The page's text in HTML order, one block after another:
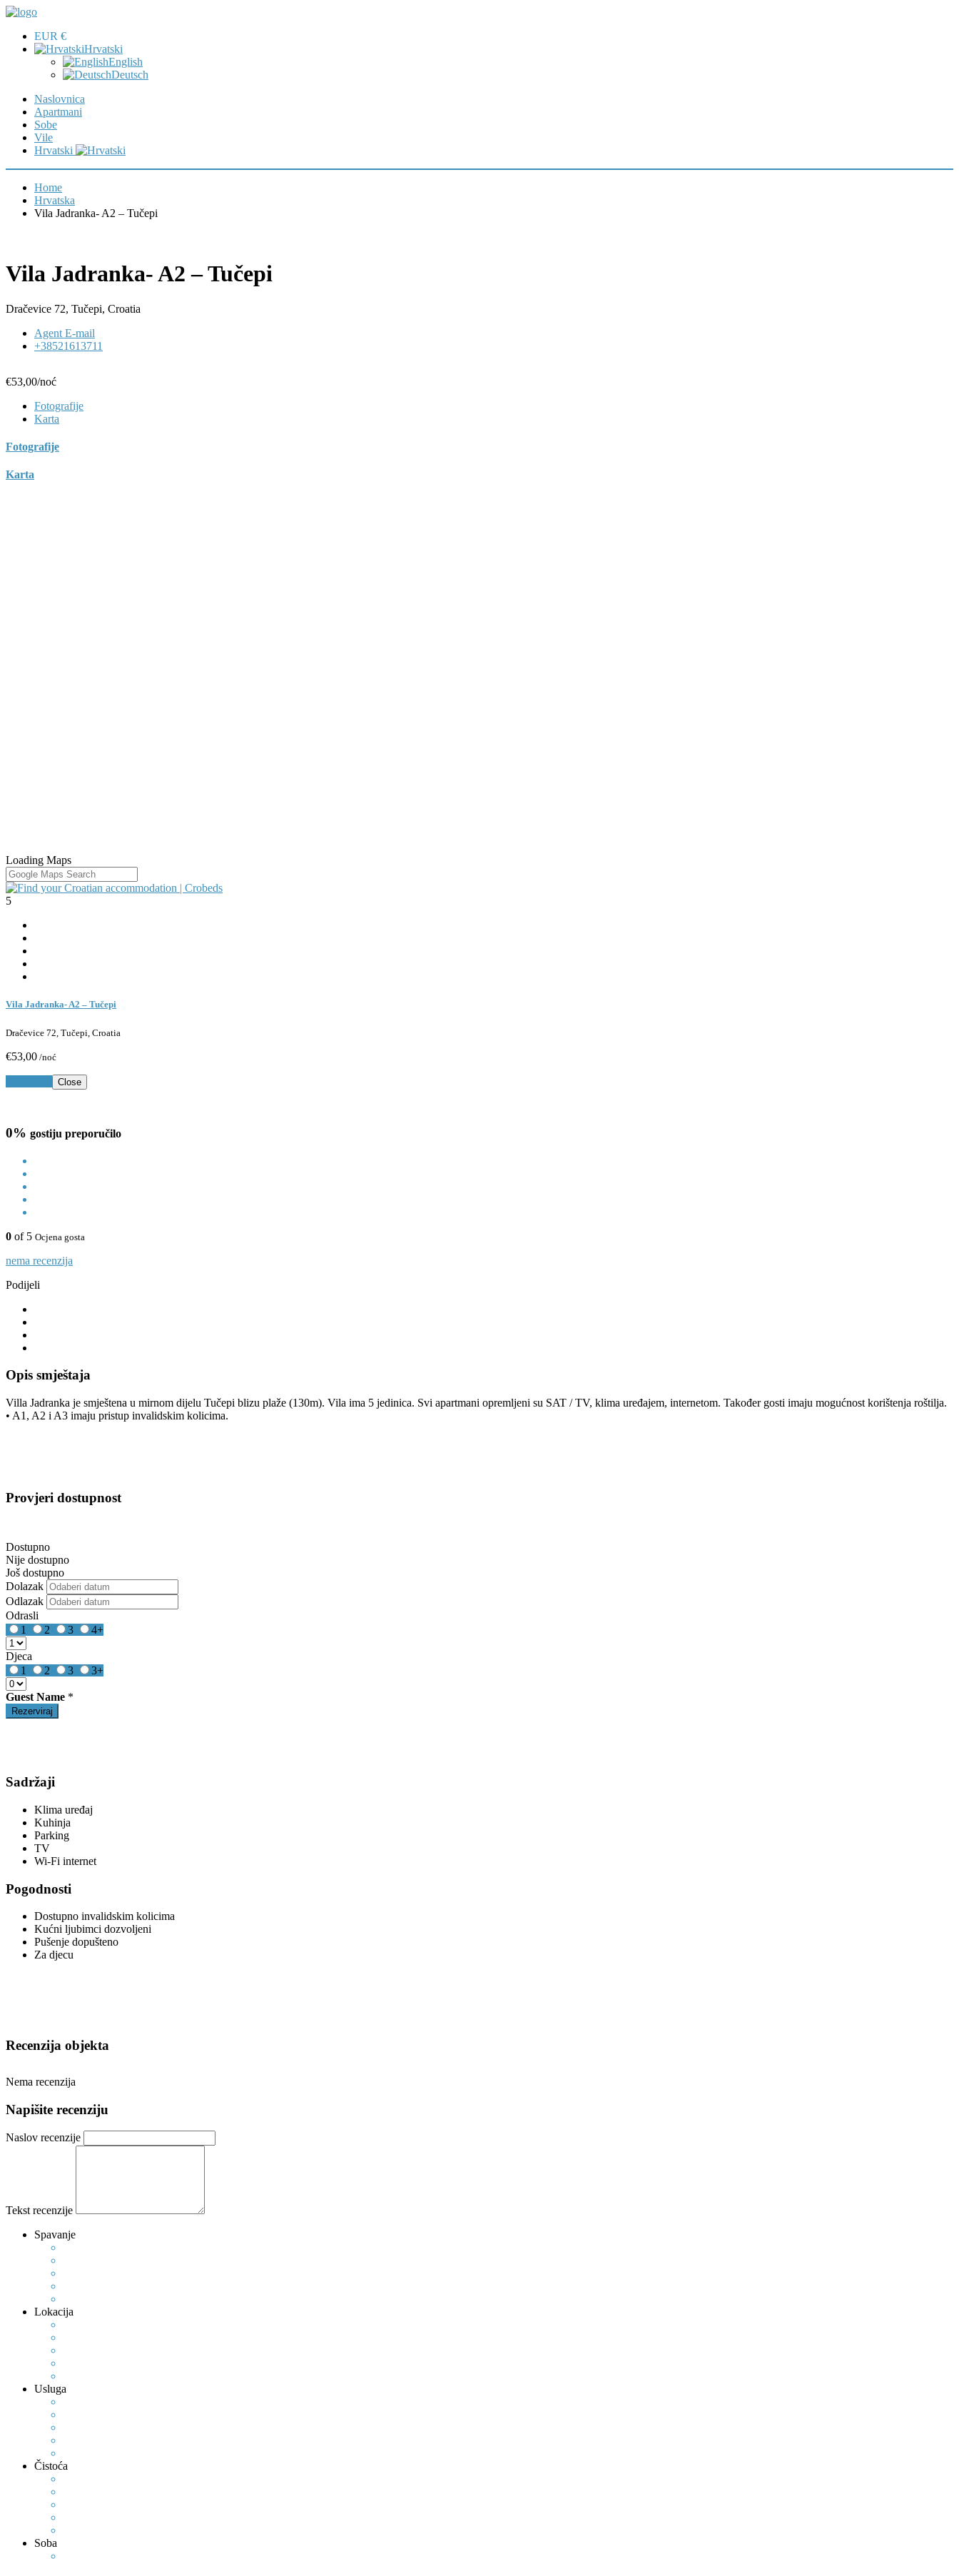
EUR €
Hrvatski
English
Deutsch
Naslovnica
Apartmani
Sobe
Vile
Hrvatski
Home
Hrvatska
Vila Jadranka- A2 – Tučepi
Vila Jadranka- A2 – Tučepi
Dračevice 72, Tučepi, Croatia
Agent E-mail
+38521613711
€53,00/noć
Fotografije
Karta
Fotografije
Karta
Loading Maps
5
Vila Jadranka- A2 – Tučepi
Dračevice 72, Tučepi, Croatia
€53,00 /noć
Close
0% gostiju preporučilo
0 of 5 Ocjena gosta
nema recenzija
Podijeli
Opis smještaja
Villa Jadranka je smještena u mirnom dijelu Tučepi blizu plaže (130m). Vila ima 5 jedinica. Svi apartmani opremljeni su SAT / TV, klima uređajem, internetom. Također gosti imaju mogućnost korištenja roštilja.
• A1, A2 i A3 imaju pristup invalidskim kolicima.
Provjeri dostupnost
Dostupno
Nije dostupno
Još dostupno
Dolazak
Odlazak
Odrasli
1
2 3 4+
Djeca
1
2 3 3+
Guest Name *
Sadržaji
Klima uređaj
Kuhinja
Parking
TV
Wi-Fi internet
Pogodnosti
Dostupno invalidskim kolicima
Kućni ljubimci dozvoljeni
Pušenje dopušteno
Za djecu
Recenzija objekta
Nema recenzija
Napišite recenziju
Naslov recenzije
Tekst recenzije
Spavanje
Lokacija
Usluga
Čistoća
Soba